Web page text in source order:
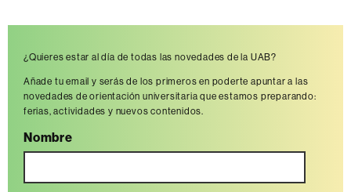
¿Quieres estar al día de todas las novedades de la UAB?
Añade tu email y serás de los primeros en poderte apuntar a las
novedades de orientación universitaria que estamos preparando:
ferias, actividades y nuevos contenidos.
Nombre